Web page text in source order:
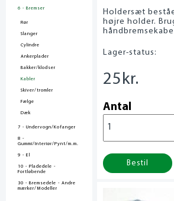
6 - Bremser
Rør
Slanger
Cylindre
Ankerplader
Bakker/klodser
Kabler
Skiver/tromler
Fælge
Dæk
7 - Undervogn/Kofanger
8 -
Gummi/Interiør/Pynt/m.m.
9 - El
10 - Pladedele -
Fortløbende
30 - Bremsedele - Andre
mærker/Modeller
Holdersæt
højre holder.
Lager-status:
25 kr.
Antal
Bestil